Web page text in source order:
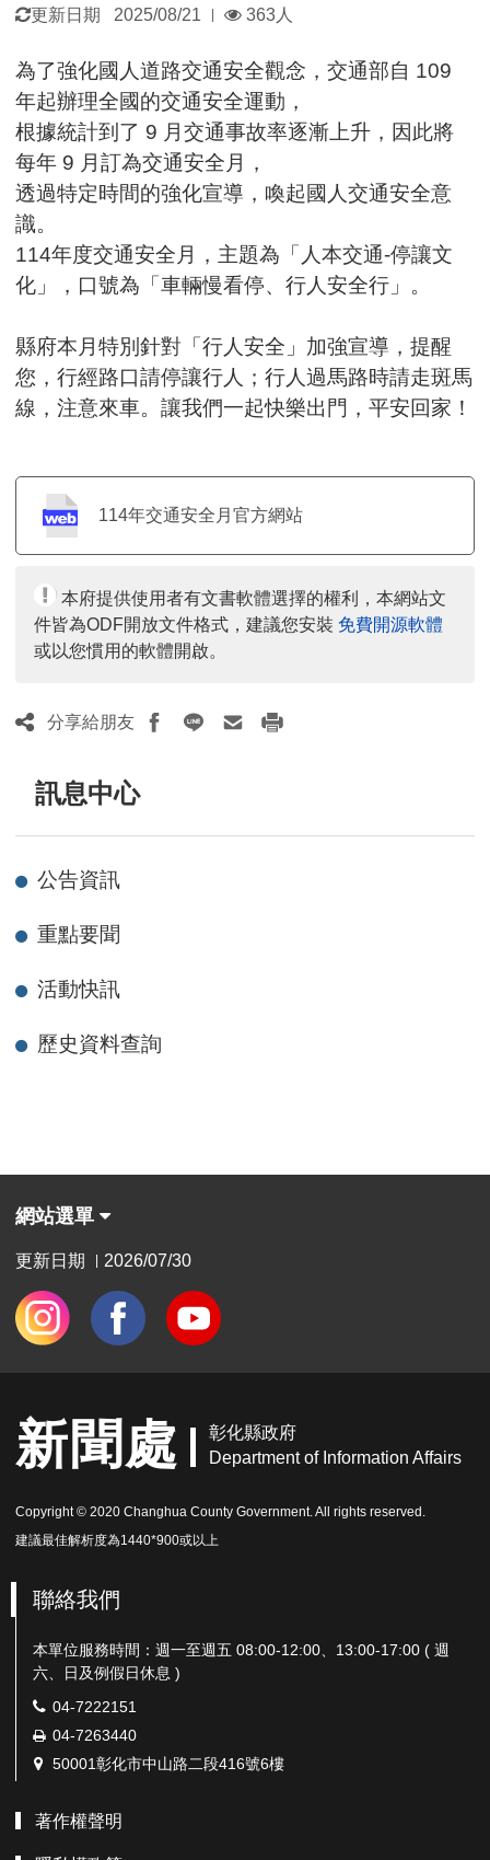
訊息中心
公告資訊
重點要聞
活動快訊
歷史資料查詢
佈
位：
佈
期：
更新日期 2025/08/21 |
瀏
人
數：
363人
為了強化國人道路交通安全觀念，交通部自 109
年起辦理全國的交通安全運動，
根據統計到了 9 月交通事故率逐漸上升，因此將
每年 9 月訂為交通安全月，
透過特定時間的強化宣導，喚起國人交通安全意
識。
114年度交通安全月，主題為「人本交通-停讓文
化」，口號為「車輛慢看停、行人安全行」。
縣府本月特別針對「行人安全」加強宣導，提醒
您，行經路口請停讓行人；行人過馬路時請走斑馬
線，注意來車。讓我們一起快樂出門，平安回家！
114年交通安全月官方網站
本府提供使用者有文書軟體選擇的權利，本網站文
件皆為ODF開放文件格式，建議您安裝 免費開源軟體
或以您慣用的軟體開啟。
分享給朋友
網站選單
更新日期 2026/07/30
新聞處
彰化縣政府
Department of Information Affairs
Copyright © 2020 Changhua County Government. All rights reserved.
建議最佳解析度為1440*900或以上
聯絡我們
本單位服務時間：週一至週五 08:00-12:00、13:00-17:00 ( 週
六、日及例假日休息 )
電
話：
04-7222151
傳
真：
04-7263440
地
50001彰化市中山路二段416號6樓
著作權聲明